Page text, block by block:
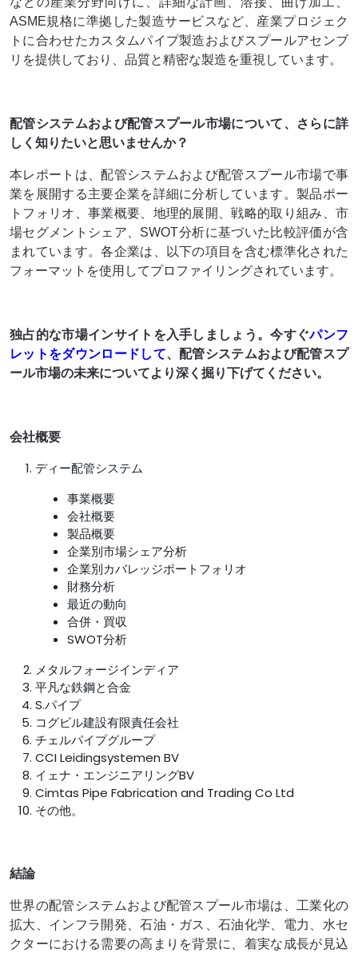
ASME規格に準拠した製造サービスなど、産業プロジェク
トに合わせたカスタムパイプ製造およびスプールアセンブ
リを提供しており、品質と精密な製造を重視しています。
配管システムおよび配管スプール市場について、さらに詳
しく知りたいと思いませんか？
本レポートは、配管システムおよび配管スプール市場で事
業を展開する主要企業を詳細に分析しています。製品ポー
トフォリオ、事業概要、地理的展開、戦略的取り組み、市
場セグメントシェア、SWOT分析に基づいた比較評価が含
まれています。各企業は、以下の項目を含む標準化された
フォーマットを使用してプロファイリングされています。
独占的な市場インサイトを入手しましょう。今すぐパンフ
レットをダウンロードして、配管システムおよび配管スプ
ール市場の未来についてより深く掘り下げてください。
会社概要
ディー配管システム
事業概要
会社概要
製品概要
企業別市場シェア分析
企業別カバレッジポートフォリオ
財務分析
最近の動向
合併・買収
SWOT分析
メタルフォージインディア
平凡な鉄鋼と合金
S.パイプ
コグビル建設有限責任会社
チェルパイプグループ
CCI Leidingsystemen BV
イェナ・エンジニアリングBV
Cimtas Pipe Fabrication and Trading Co Ltd
その他。
結論
世界の配管システムおよび配管スプール市場は、工業化の
拡大、インフラ開発、石油・ガス、石油化学、電力、水セ
クターにおける需要の高まりを背景に、着実な成長が見込